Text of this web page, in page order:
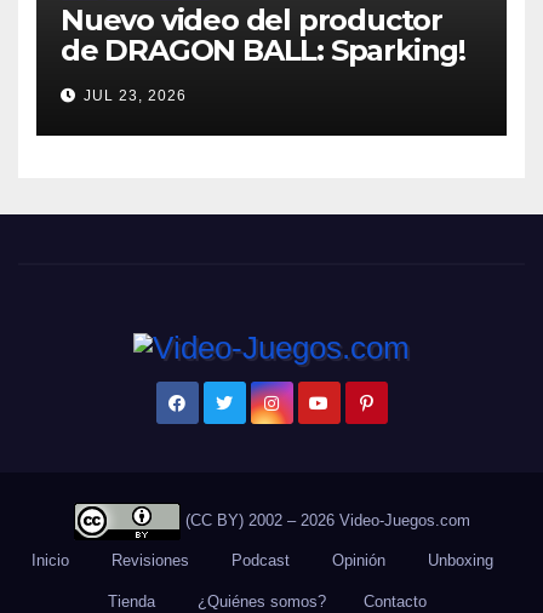
Nuevo video del productor
de DRAGON BALL: Sparking!
ZERO detalla el Super Limit-
Breaking NEO DLC
JUL 23, 2026
(CC BY) 2002 – 2026 Video-Juegos.com
Inicio Revisiones Podcast Opinión Unboxing
Tienda ¿Quiénes somos? Contacto